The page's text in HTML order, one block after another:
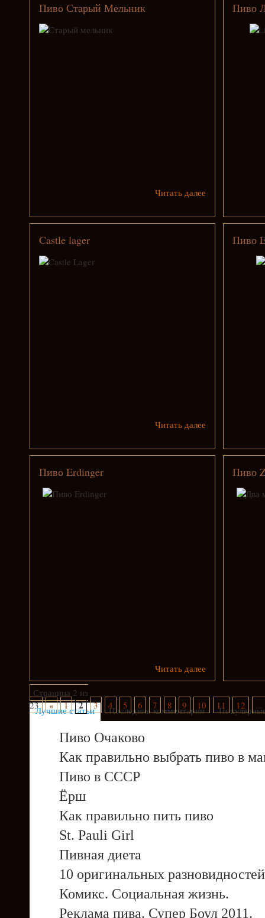
Пиво Старый Мельник
Читать далее
Пиво
Castle lager
Читать далее
Пиво
Пиво Erdinger
Читать далее
Пиво
Страница 2 из
23
« 1 2 3 4 5 6 7 8 9 10 11 12 ...
Лучшие статьи Последние комментарии
Пиво Очаково
Как правильно выбрать пиво в
Пиво в СССР
Ёрш
Как правильно пить пиво
St. Pauli Girl
Пивная диета
10 оригинальных
Комикс. Социальная жизнь.
Реклама пива. Супер Боул 2011.